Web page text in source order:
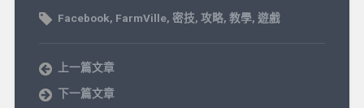
Facebook, FarmVille, 密技, 攻略, 教學, 遊戲
上一篇文章
下一篇文章